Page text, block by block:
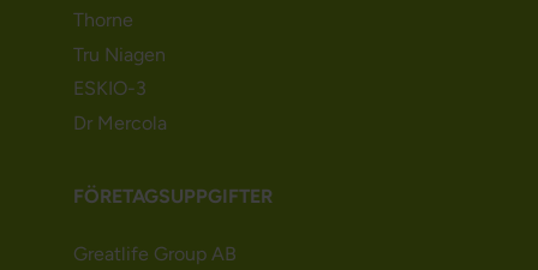
Thorne
Tru Niagen
ESKIO-3
Dr Mercola
FÖRETAGSUPPGIFTER
Greatlife Group AB